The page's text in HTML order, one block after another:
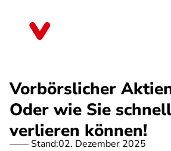
Vorbörslicher
Oder wie Sie
verlieren können!
Stand:02. Dezember 2025